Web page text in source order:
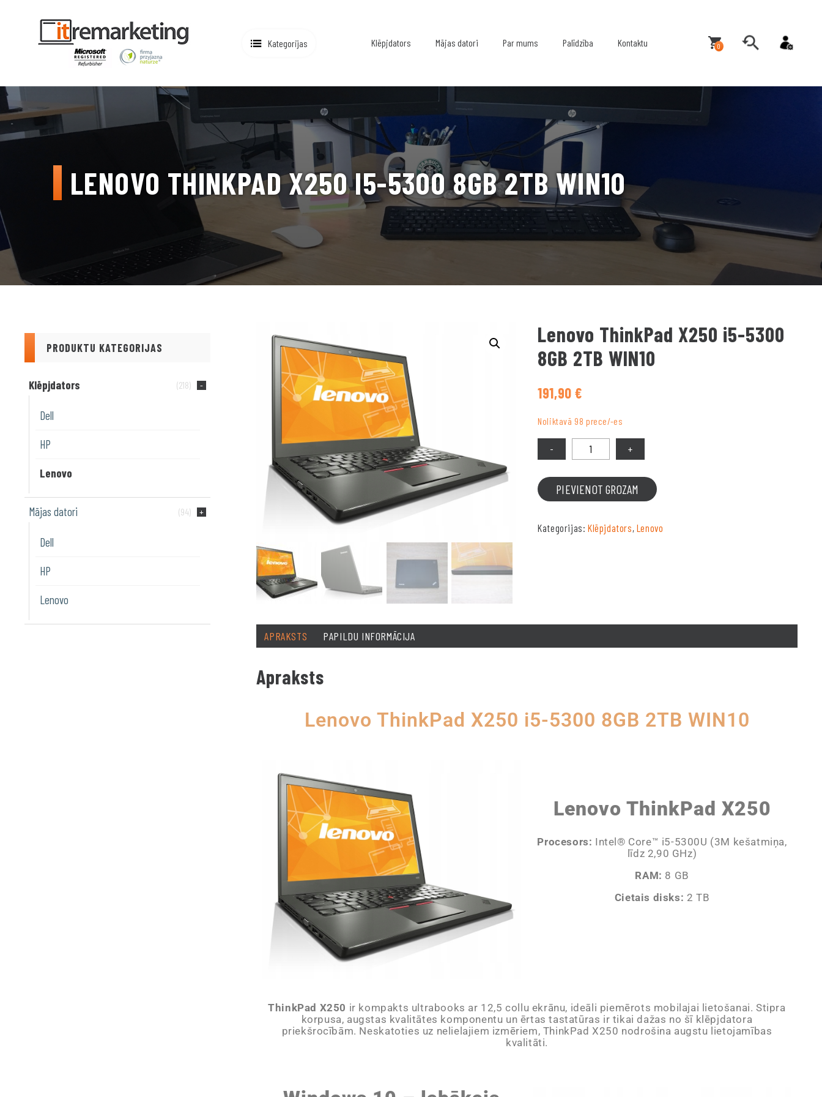
Kategorijas Klēpjdators Mājas datori Par mums Palīdzība Kontaktu 0
LENOVO THINKPAD X250 I5-5300 8GB 2TB WIN10
PRODUKTU KATEGORIJAS
Klēpjdators (218)
Dell
HP
Lenovo
Mājas datori (94)
Dell
HP
Lenovo
Lenovo ThinkPad X250 i5-5300
8GB 2TB WIN10
191,90€
Noliktavā 98 prece/-es
PIEVIENOT GROZAM
Kategorijas: Klēpjdators, Lenovo
APRAKSTS PAPILDU INFORMĀCIJA
Apraksts
Lenovo ThinkPad X250 i5-5300 8GB 2TB WIN10
Lenovo ThinkPad X250
Procesors: Intel® Core™ i5-5300U (3M kešatmiņa,
līdz 2,90 GHz)
RAM: 8 GB
Cietais disks: 2 TB
ThinkPad X250 ir kompakts ultrabooks ar 12,5 collu ekrānu, ideāli piemērots mobilajai lietošanai. Stipra
korpusa, augstas kvalitātes komponentu un ērtas tastatūras ir tikai dažas no šī klēpjdatora
priekšrocībām. Neskatoties uz nelielajiem izmēriem, ThinkPad X250 nodrošina augstu lietojamības
kvalitāti.